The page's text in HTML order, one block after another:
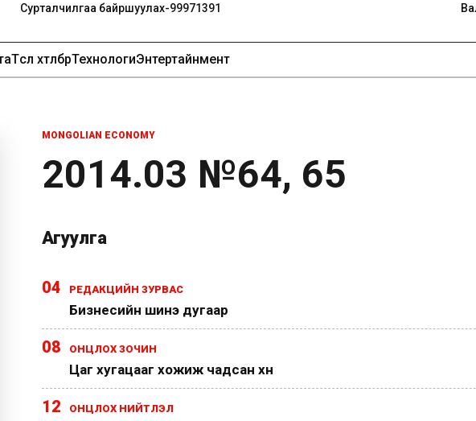
Төсөл хөтөлбөрТехнологиЭнтертайнмент
MONGOLIAN ECONOMY
2014.03 №64, 65
Агуулга
04 РЕДАКЦИЙН ЗУРВАС
Бизнесийн шинэ дугаар
08 ОНЦЛОХ ЗОЧИН
Цаг хугацааг хожиж чадсан хүн
12 ОНЦЛОХ НИЙТЛЭЛ